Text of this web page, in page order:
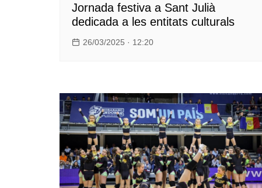
Jornada festiva a Sant Julià
dedicada a les entitats culturals
26/03/2025 · 12:20